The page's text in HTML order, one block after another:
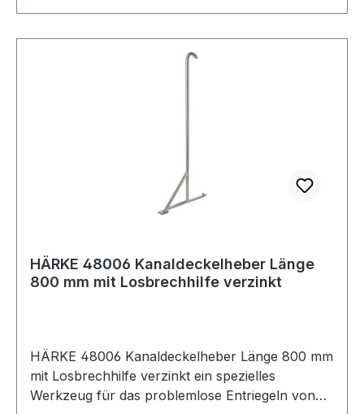
HÄRKE 48006 Kanaldeckelheber Länge
800 mm mit Losbrechhilfe verzinkt
HÄRKE 48006 Kanaldeckelheber Länge 800 mm
mit Losbrechhilfe verzinkt ein spezielles
Werkzeug für das problemlose Entriegeln von